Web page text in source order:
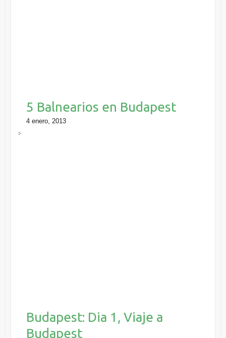
5 Balnearios en Budapest
4 enero, 2013
Budapest: Dia 1, Viaje a
Budapest